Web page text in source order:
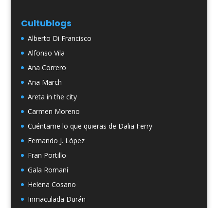
Cultublogs
Alberto Di Francisco
Alfonso Vila
Ana Correro
Ana March
Areta in the city
Carmen Moreno
Cuéntame lo que quieras de Dalia Ferry
Fernando J. López
Fran Portillo
Gala Romaní
Helena Cosano
Inmaculada Durán